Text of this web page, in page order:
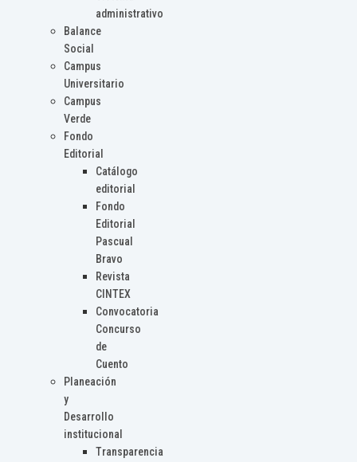
administrativo
Balance
Social
Campus
Universitario
Campus
Verde
Fondo
Editorial
Catálogo
editorial
Fondo
Editorial
Pascual
Bravo
Revista
CINTEX
Convocatoria
Concurso
de
Cuento
Planeación
y
Desarrollo
institucional
Transparencia